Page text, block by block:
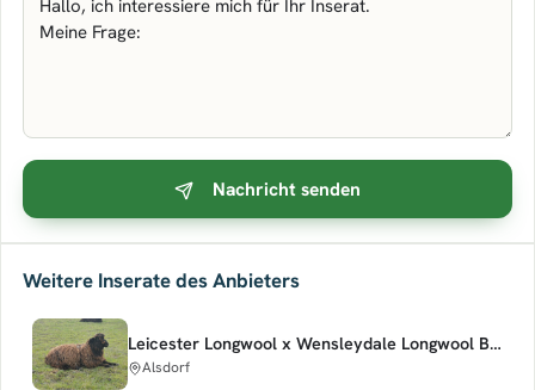
Nachricht senden
Weitere Inserate des Anbieters
Leicester Longwool x Wensleydale Longwool Bock abzugeben
Alsdorf